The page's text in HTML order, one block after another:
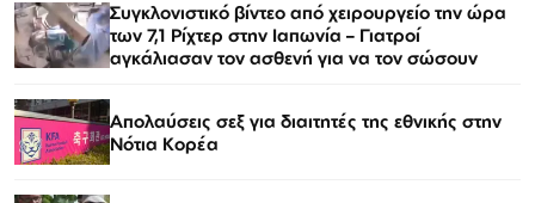
Συγκλονιστικό βίντεο από χειρουργείο την ώρα
των 7,1 Ρίχτερ στην Ιαπωνία – Γιατροί
αγκάλιασαν τον ασθενή για να τον σώσουν
Απολαύσεις σεξ για διαιτητές της εθνικής στην
Νότια Κορέα